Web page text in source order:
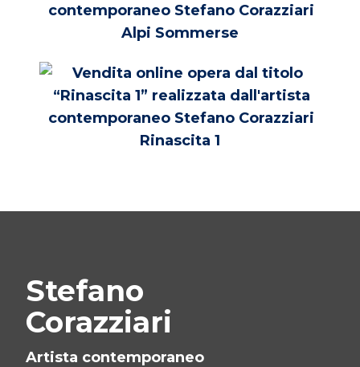
Alpi Sommerse
Rinascita 1
Stefano
Corazziari
Artista contemporaneo